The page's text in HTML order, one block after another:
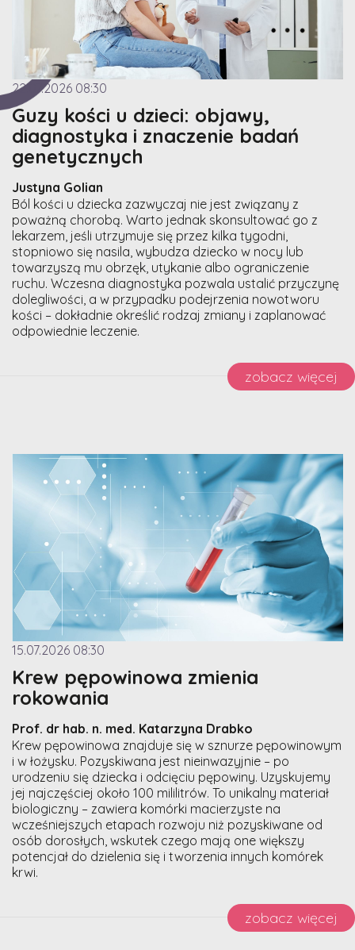
22.07.2026 08:30
Guzy kości u dzieci: objawy,
diagnostyka i znaczenie badań
genetycznych
Justyna Golian
Ból kości u dziecka zazwyczaj nie jest związany z
poważną chorobą. Warto jednak skonsultować go z
lekarzem, jeśli utrzymuje się przez kilka tygodni,
stopniowo się nasila, wybudza dziecko w nocy lub
towarzyszą mu obrzęk, utykanie albo ograniczenie
ruchu. Wczesna diagnostyka pozwala ustalić przyczynę
dolegliwości, a w przypadku podejrzenia nowotworu
kości – dokładnie określić rodzaj zmiany i zaplanować
odpowiednie leczenie.
zobacz więcej
15.07.2026 08:30
Krew pępowinowa zmienia
rokowania
Prof. dr hab. n. med. Katarzyna Drabko
Krew pępowinowa znajduje się w sznurze pępowinowym
i w łożysku. Pozyskiwana jest nieinwazyjnie – po
urodzeniu się dziecka i odcięciu pępowiny. Uzyskujemy
jej najczęściej około 100 mililitrów. To unikalny materiał
biologiczny – zawiera komórki macierzyste na
wcześniejszych etapach rozwoju niż pozyskiwane od
osób dorosłych, wskutek czego mają one większy
potencjał do dzielenia się i tworzenia innych komórek
krwi.
zobacz więcej